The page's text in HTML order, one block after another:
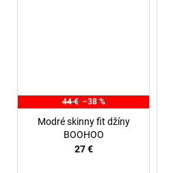
44 € –38 %
Modré skinny fit džíny
BOOHOO
27 €